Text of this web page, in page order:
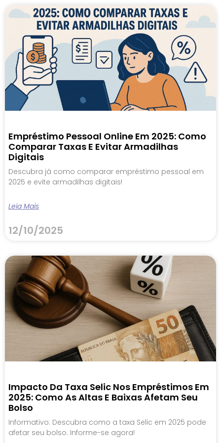
Empréstimo Pessoal Online Em 2025: Como
Comparar Taxas E Evitar Armadilhas
Digitais
Descubra já como comparar empréstimo pessoal em
2025 e evite armadilhas digitais!
Leia Mais
12/10/2025
Impacto Da Taxa Selic Nos Empréstimos Em
2025: Como As Altas E Baixas Afetam Seu
Bolso
Informativo: Descubra como a taxa Selic em 2025 pode
afetar seu bolso. Informe-se agora!